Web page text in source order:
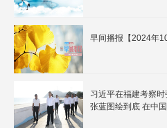
早间播报【2024年
习近平在福建考察
张蓝图绘到底 在中